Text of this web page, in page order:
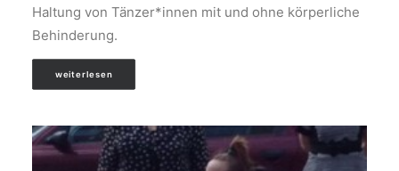
Haltung von Tänzer*innen mit und ohne körperliche
Behinderung.
weiterlesen